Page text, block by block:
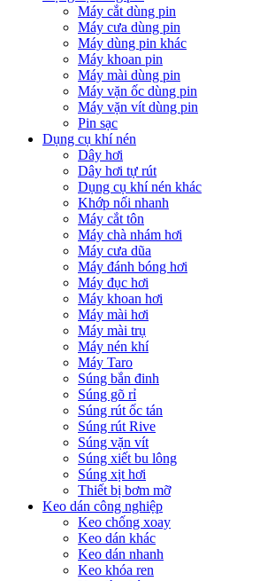
Máy cắt dùng pin
Máy cưa dùng pin
Máy dùng pin khác
Máy khoan pin
Máy mài dùng pin
Máy vặn ốc dùng pin
Máy vặn vít dùng pin
Pin sạc
Dụng cụ khí nén
Dây hơi
Dây hơi tự rút
Dụng cụ khí nén khác
Khớp nối nhanh
Máy cắt tôn
Máy chà nhám hơi
Máy cưa dũa
Máy đánh bóng hơi
Máy đục hơi
Máy khoan hơi
Máy mài hơi
Máy mài trụ
Máy nén khí
Máy Taro
Súng bắn đinh
Súng gõ rỉ
Súng rút ốc tán
Súng rút Rive
Súng vặn vít
Súng xiết bu lông
Súng xịt hơi
Thiết bị bơm mỡ
Keo dán công nghiệp
Keo chống xoay
Keo dán khác
Keo dán nhanh
Keo khóa ren